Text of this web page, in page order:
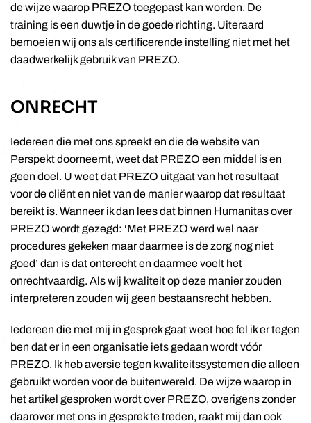
de wijze waarop PREZO toegepast kan worden. De
training is een duwtje in de goede richting. Uiteraard
bemoeien wij ons als certificerende instelling niet met het
daadwerkelijk gebruik van PREZO.
ONRECHT
Iedereen die met ons spreekt en die de website van
Perspekt doorneemt, weet dat PREZO een middel is en
geen doel. U weet dat PREZO uitgaat van het resultaat
voor de cliënt en niet van de manier waarop dat resultaat
bereikt is. Wanneer ik dan lees dat binnen Humanitas over
PREZO wordt gezegd: ‘Met PREZO werd wel naar
procedures gekeken maar daarmee is de zorg nog niet
goed’ dan is dat onterecht en daarmee voelt het
onrechtvaardig. Als wij kwaliteit op deze manier zouden
interpreteren zouden wij geen bestaansrecht hebben.
Iedereen die met mij in gesprek gaat weet hoe fel ik er tegen
ben dat er in een organisatie iets gedaan wordt vóór
PREZO. Ik heb aversie tegen kwaliteitssystemen die alleen
gebruikt worden voor de buitenwereld. De wijze waarop in
het artikel gesproken wordt over PREZO, overigens zonder
daarover met ons in gesprek te treden, raakt mij dan ook